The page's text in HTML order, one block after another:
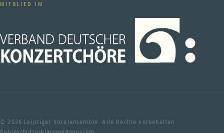
MITGLIED IM
© 2026 Leipziger Vocalensemble. Alle Rechte vorbehalten.